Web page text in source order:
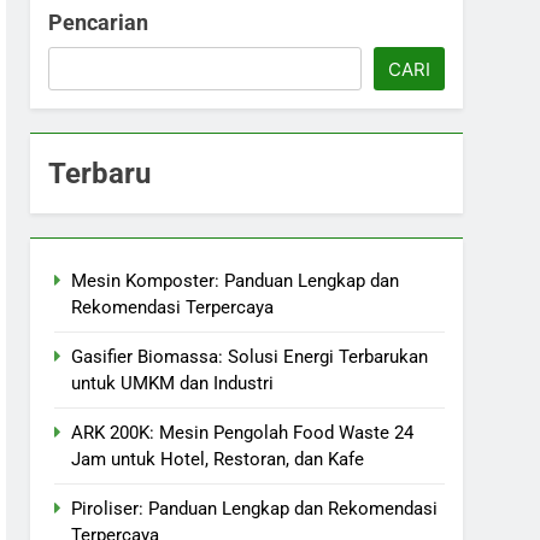
Pencarian
CARI
Terbaru
Mesin Komposter: Panduan Lengkap dan
Rekomendasi Terpercaya
Gasifier Biomassa: Solusi Energi Terbarukan
untuk UMKM dan Industri
ARK 200K: Mesin Pengolah Food Waste 24
Jam untuk Hotel, Restoran, dan Kafe
Piroliser: Panduan Lengkap dan Rekomendasi